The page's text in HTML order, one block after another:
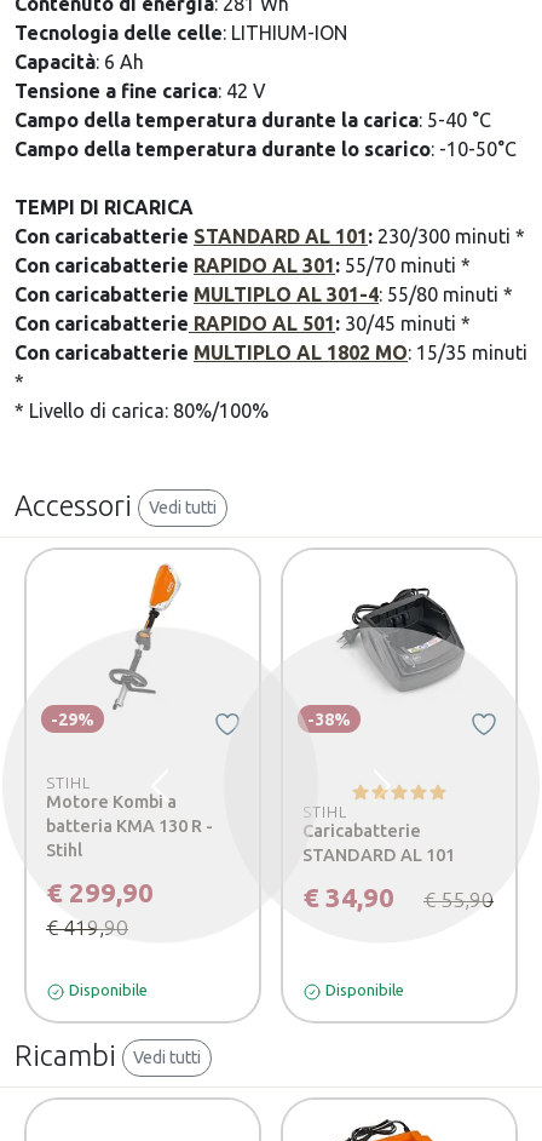
Tecnologia delle celle: LITHIUM-ION
Capacità: 6 Ah
Tensione a fine carica: 42 V
Campo della temperatura durante la carica: 5-40 °C
Campo della temperatura durante lo scarico: -10-50°C
TEMPI DI RICARICA
Con caricabatterie STANDARD AL 101: 230/300 minuti *
Con caricabatterie RAPIDO AL 301: 55/70 minuti *
Con caricabatterie MULTIPLO AL 301-4: 55/80 minuti *
Con caricabatterie RAPIDO AL 501: 30/45 minuti *
Con caricabatterie MULTIPLO AL 1802 MO: 15/35 minuti
*
* Livello di carica: 80%/100%
Accessori Vedi tutti
STIHL
Motore Kombi a
batteria KMA 130 R -
Stihl
€ 299,90
€ 419,90
-29%
Disponibile
STIHL
Caricabatterie
STANDARD AL 101
€ 34,90 € 55,90
-38%
Disponibile
Precedente Successivo
Ricambi Vedi tutti